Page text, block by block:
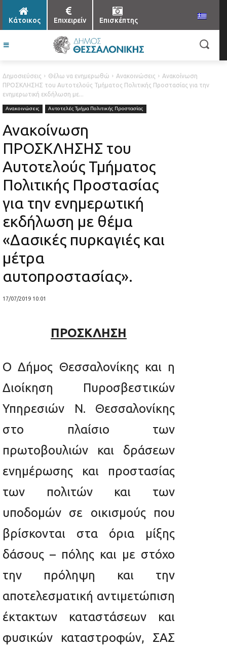
Κάτοικος Επιχειρείν Επισκέπτης
Δημοσιεύσεις Θέλω να ενημερωθώ Ανακοινώσεις
Ανακοίνωση
ΠΡΟΣΚΛΗΣΗΣ τoυ Αυτοτελούς Τμήματος Πολιτικής Προστασίας για την
ενημερωτική εκδήλωση με...
Ανακοινώσεις Αυτοτελές Τμήμα Πολιτικής Προστασίας
Ανακοίνωση
ΠΡΟΣΚΛΗΣΗΣ τoυ
Αυτοτελούς Τμήματος
Πολιτικής Προστασίας
για την ενημερωτική
εκδήλωση με θέμα
«Δασικές πυρκαγιές και
μέτρα
αυτοπροστασίας».
17/07/2019 10:01
ΠΡΟΣΚΛΗΣΗ
Ο Δήμος Θεσσαλονίκης και η
Διοίκηση Πυροσβεστικών
Υπηρεσιών Ν. Θεσσαλονίκης
στο πλαίσιο των
πρωτοβουλιών και δράσεων
ενημέρωσης και προστασίας
των πολιτών και των
υποδομών σε οικισμούς που
βρίσκονται στα όρια μίξης
δάσους – πόλης και με στόχο
την πρόληψη και την
αποτελεσματική αντιμετώπιση
έκτακτων καταστάσεων και
φυσικών καταστροφών, ΣΑΣ